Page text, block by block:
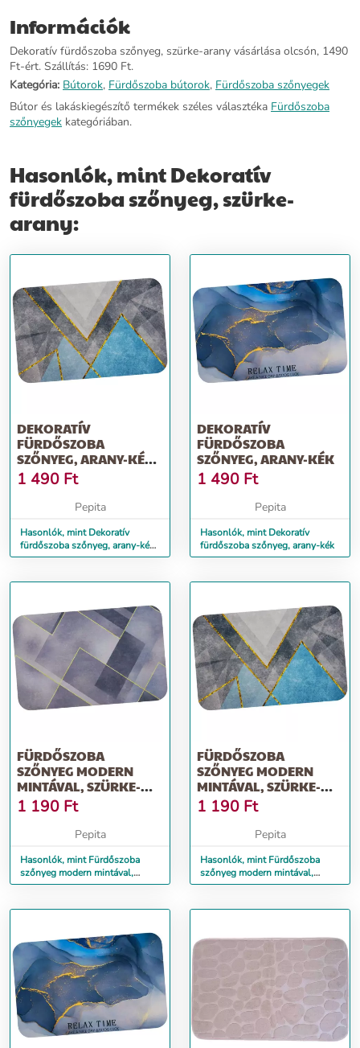
Információk
Dekoratív fürdőszoba szőnyeg, szürke-arany vásárlása olcsón, 1490
Ft-ért. Szállítás: 1690 Ft.
Kategória: Bútorok, Fürdőszoba bútorok, Fürdőszoba szőnyegek
Bútor és lakáskiegészítő termékek széles választéka Fürdőszoba
szőnyegek kategóriában.
Hasonlók, mint Dekoratív
fürdőszoba szőnyeg, szürke-
arany:
DEKORATÍV
FÜRDŐSZOBA
SZŐNYEG, ARANY-KÉK-
SZÜRKE
1 490 Ft
Pepita
Hasonlók, mint Dekoratív
fürdőszoba szőnyeg, arany-kék-
szürke
DEKORATÍV
FÜRDŐSZOBA
SZŐNYEG, ARANY-KÉK
1 490 Ft
Pepita
Hasonlók, mint Dekoratív
fürdőszoba szőnyeg, arany-kék
FÜRDŐSZOBA
SZŐNYEG MODERN
MINTÁVAL, SZÜRKE-
ARANY
1 190 Ft
Pepita
Hasonlók, mint Fürdőszoba
szőnyeg modern mintával,
szürke-arany
FÜRDŐSZOBA
SZŐNYEG MODERN
MINTÁVAL, SZÜRKE-
ARANY-KÉK
HÁROMSZÖGEKKEL
1 190 Ft
Pepita
Hasonlók, mint Fürdőszoba
szőnyeg modern mintával,
szürke-arany-kék